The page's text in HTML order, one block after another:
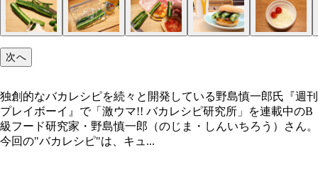
だけで漬かり方が全然違う！
ま1時間以上漬け込もう
大満足間違いなし！
マさ！ ほかにもお好みで、ぜひ！
次へ
独創的なバカレシピを続々と開発している野島慎一郎氏『週刊
プレイボーイ』で「激ウマ!! バカレシピ研究所」を連載中のB
級フード研究家・野島慎一郎（のじま・しんいちろう）さん。
今回の"バカレシピ"は、キュ...